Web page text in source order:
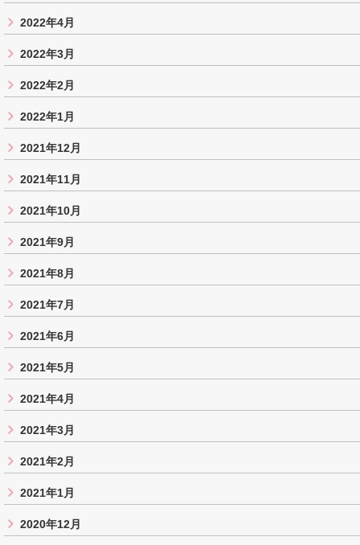
2022年4月
2022年3月
2022年2月
2022年1月
2021年12月
2021年11月
2021年10月
2021年9月
2021年8月
2021年7月
2021年6月
2021年5月
2021年4月
2021年3月
2021年2月
2021年1月
2020年12月